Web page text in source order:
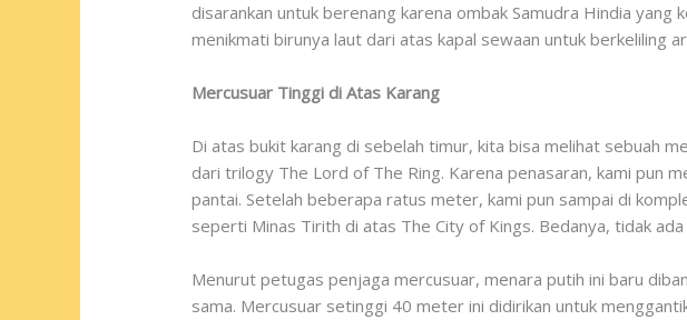
disarankan untuk berenang karena ombak Samudra Hindia
menikmati birunya laut dari atas kapal sewaan untuk berkeliling
Mercusuar Tinggi di Atas Karang
Di atas bukit karang di sebelah timur, kita bisa melihat sebuah
dari trilogy The Lord of The Ring. Karena penasaran, kami pun
pantai. Setelah beberapa ratus meter, kami pun sampai di
seperti Minas Tirith di atas The City of Kings. Bedanya, tidak
Menurut petugas penjaga mercusuar, menara putih ini baru
sama. Mercusuar setinggi 40 meter ini didirikan untuk